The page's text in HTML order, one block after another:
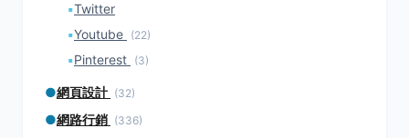
▪Twitter
▪Youtube (22)
▪Pinterest (3)
●網頁設計 (32)
●網路行銷 (336)